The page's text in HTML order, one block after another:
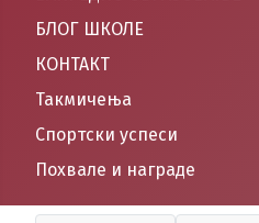
БЛОГ ШКОЛЕ
КОНТАКТ
Такмичења
Спортски успеси
Похвале и награде